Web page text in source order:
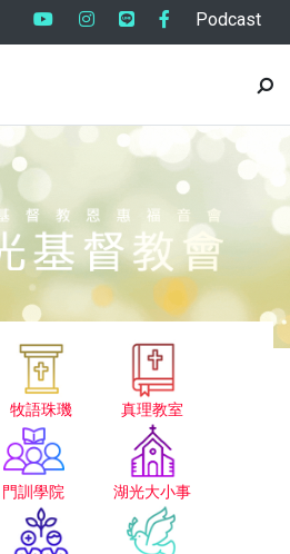
Podcast
牧語珠璣 真理教室
門訓學院 湖光大小事